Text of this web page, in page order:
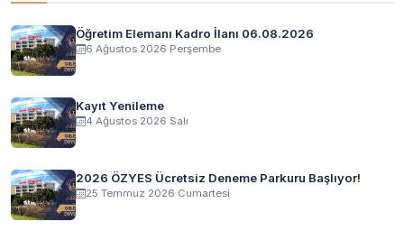
Öğretim Elemanı Kadro İlanı 06.08.2026
6 Ağustos 2026 Perşembe
Kayıt Yenileme
4 Ağustos 2026 Salı
2026 ÖZYES Ücretsiz Deneme Parkuru Başlıyor!
25 Temmuz 2026 Cumartesi